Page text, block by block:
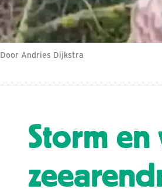
Door Andries Dijkstra
Storm